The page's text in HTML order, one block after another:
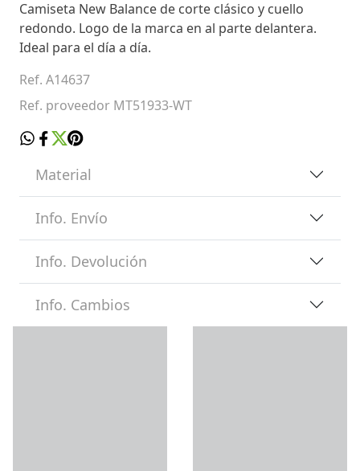
Camiseta New Balance de corte clásico y cuello
redondo. Logo de la marca en al parte delantera.
Ideal para el día a día.
Ref. A14637
Ref. proveedor MT51933-WT
Material
Info. Envío
Info. Devolución
Info. Cambios